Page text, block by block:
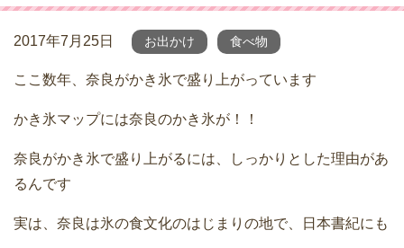
2017年7月25日 お出かけ 食べ物
ここ数年、奈良がかき氷で盛り上がっています
かき氷マップには奈良のかき氷が！！
奈良がかき氷で盛り上がるには、しっかりとした理由があ
るんです
実は、奈良は氷の食文化のはじまりの地で、日本書紀にも